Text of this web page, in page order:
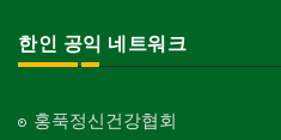
인터넷/소프트웨어 개발
Church-United
Church-7th Day Adventist
한인 공익 네트워크
홍푹정신건강협회